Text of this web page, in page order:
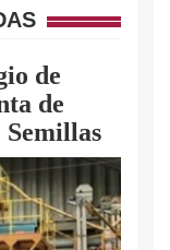
de
de